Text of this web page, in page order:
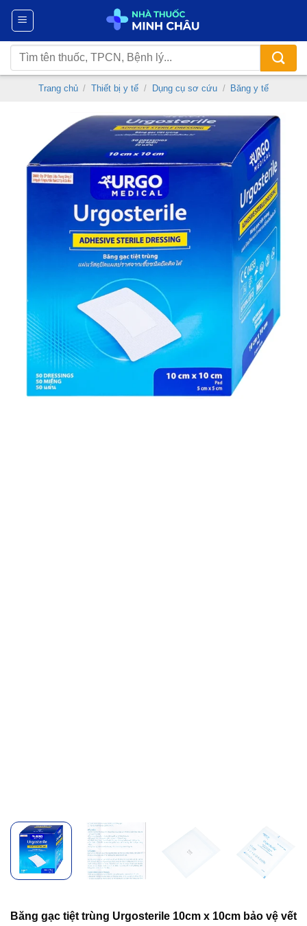
Chuyển
nội
dung
Tìm
kiếm:
Trang chủ / Thiết bị y tế / Dụng cụ sơ cứu / Băng y tế
Băng gạc tiệt trùng Urgosterile 10cm x 10cm bảo vệ vết